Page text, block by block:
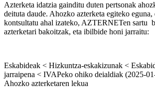
Azterketa idatzia gainditu duten pertsonak
deituta daude. Ahozko azterketa egiteko eguna,
kontsultatu ahal izateko, AZTERNETen sartu
azterketari bakoitzak, eta ibilbide honi jarraitu:
Eskabideak < Hizkuntza-eskakizunak <
jarraipena < IVAPeko ohiko deialdiak (2025-
Ahozko azterketaren lekua